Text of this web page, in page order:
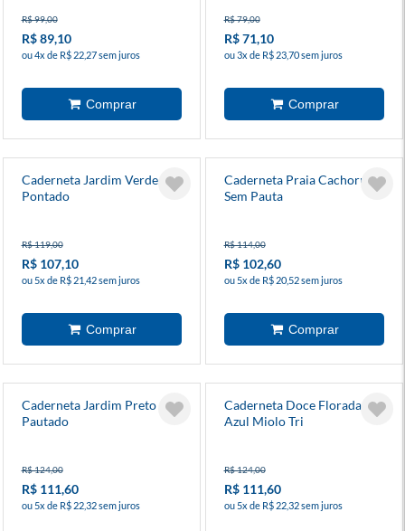
R$ 99,00
R$ 89,10
ou 4x de R$ 22,27 sem juros
R$ 79,00
R$ 71,10
ou 3x de R$ 23,70 sem juros
Caderneta Jardim Verde
Pontado
R$ 119,00
R$ 107,10
ou 5x de R$ 21,42 sem juros
Caderneta Praia Cachorros
Sem Pauta
R$ 114,00
R$ 102,60
ou 5x de R$ 20,52 sem juros
Caderneta Jardim Preto
Pautado
R$ 124,00
R$ 111,60
ou 5x de R$ 22,32 sem juros
Caderneta Doce Florada
Azul Miolo Tri
R$ 124,00
R$ 111,60
ou 5x de R$ 22,32 sem juros